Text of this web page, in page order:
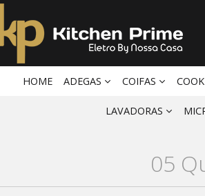
HOME ADEGAS COIFAS
LAVADORAS
05